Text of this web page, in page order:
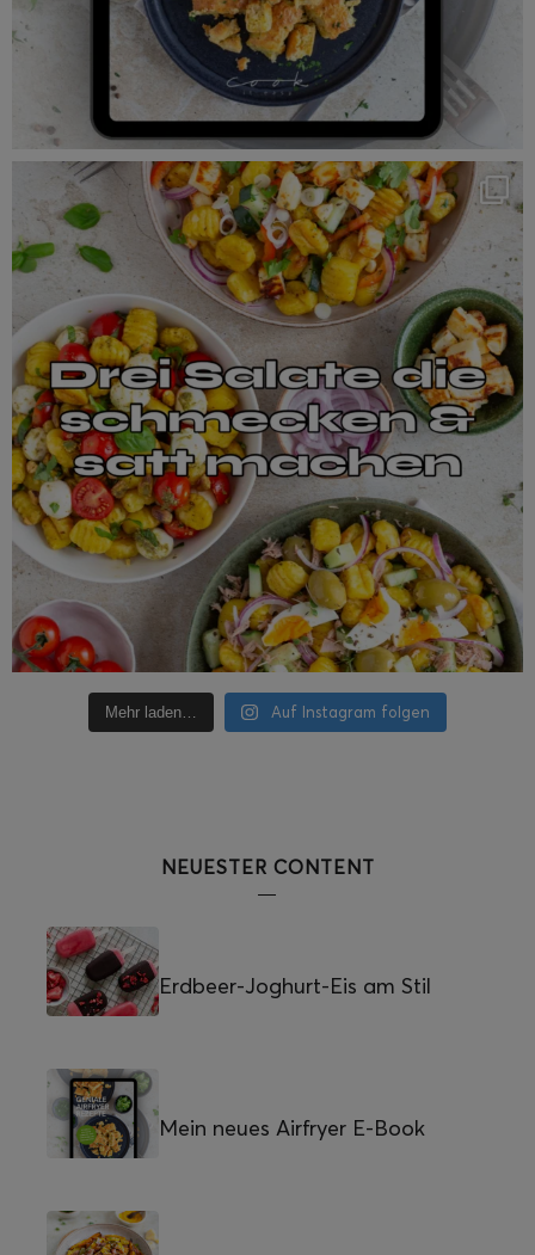
Mehr laden… Auf Instagram folgen
NEUESTER CONTENT
Erdbeer-Joghurt-Eis am Stil
Mein neues Airfryer E-Book